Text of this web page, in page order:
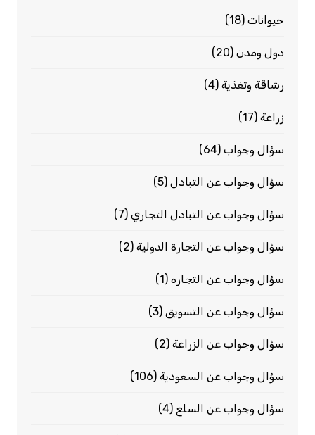
حيوانات(18)
دول ومدن(20)
رشاقة وتغذية(4)
زراعة(17)
سؤال وجواب(64)
سؤال وجواب عن التبادل(5)
سؤال وجواب عن التبادل التجاري(7)
سؤال وجواب عن التجارة الدولية(2)
سؤال وجواب عن التجاره(1)
سؤال وجواب عن التسويق(3)
سؤال وجواب عن الزراعة(2)
سؤال وجواب عن السعودية(106)
سؤال وجواب عن السلع (4)